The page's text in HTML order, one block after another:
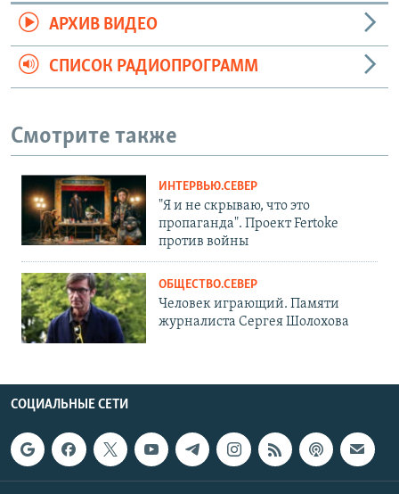
АРХИВ ВИДЕО
СПИСОК РАДИОПРОГРАММ
Смотрите также
ИНТЕРВЬЮ.СЕВЕР
"Я и не скрываю, что это
пропаганда". Проект Fertoke
против войны
ОБЩЕСТВО.СЕВЕР
Человек играющий. Памяти
журналиста Сергея Шолохова
СОЦИАЛЬНЫЕ СЕТИ